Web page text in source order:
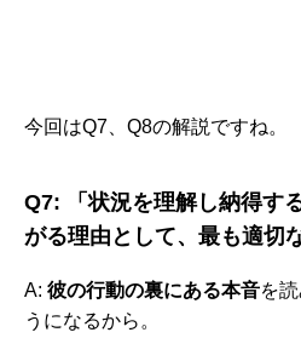
今回はQ7、Q8の解説ですね。
Q7: 「状況を理解し納得す
がる理由として、最も適切
A: 彼の行動の裏にある本音を
うになるから。